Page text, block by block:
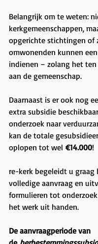
Belangrijk om te weten:
kerkgemeenschappen,
opgerichte stichtingen of
omwonenden kunnen
indienen – zolang het
aan de gemeenschap.
Daarnaast is er ook nog
extra subsidie
onderzoek naar
kan de totale
oplopen tot wel €14.000!
re-kerk begeleidt u graag
volledige aanvraag en
formulieren tot
het werk uit handen.
De aanvraagperiode van